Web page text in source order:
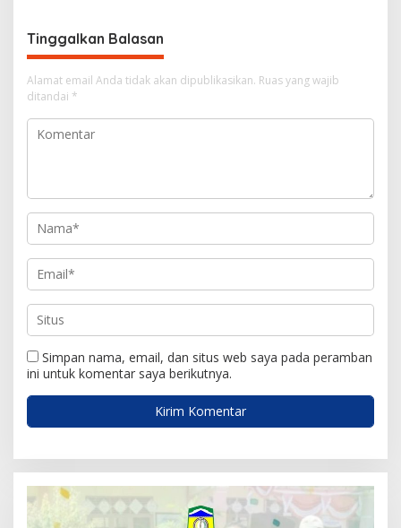
a
s
i
p
o
Tinggalkan Balasan
Alamat email Anda tidak akan dipublikasikan. Ruas yang wajib
ditandai *
Simpan nama, email, dan situs web saya pada peramban
ini untuk komentar saya berikutnya.